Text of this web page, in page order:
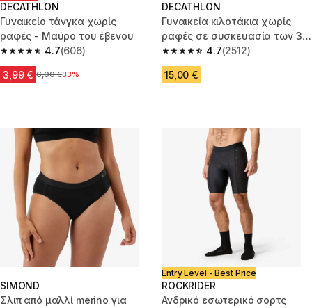
DECATHLON
Γυναικείο τάνγκα χωρίς
ραφές - Μαύρο του έβενου
4.7
4.7 out of 5 stars from 606 reviews
(606)
3,99 € Αρχική τιμή
6,00 €33%
DECATHLON
Γυναικεία κιλοτάκια χωρίς
ραφές σε συσκευασία των 3 -
Μαύρο/Ροζ/Sage
4.7
4.7 out of 5 stars from 2512
(2512)
15,00 €
SIMOND
Σλιπ από μαλλί merino για
Entry Level - Best Price
ROCKRIDER
Ανδρικό εσωτερικό σορτς